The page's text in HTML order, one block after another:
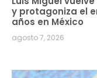
y protagoniza el
años en México
agosto 7, 2026